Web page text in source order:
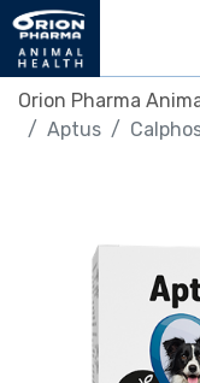
Orion Pharma
Aptus